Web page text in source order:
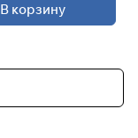
В корзину